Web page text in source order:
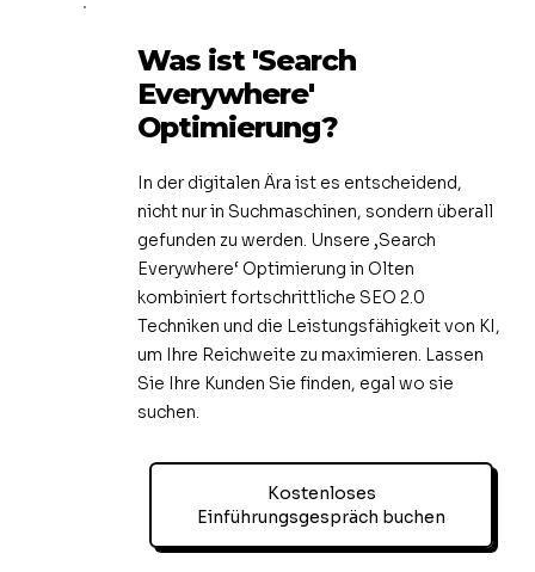
Was ist 'Search
Everywhere'
Optimierung?
In der digitalen Ära ist es entscheidend,
nicht nur in Suchmaschinen, sondern überall
gefunden zu werden. Unsere ‚Search
Everywhere‘ Optimierung in Olten
kombiniert fortschrittliche SEO 2.0
Techniken und die Leistungsfähigkeit von KI,
um Ihre Reichweite zu maximieren. Lassen
Sie Ihre Kunden Sie finden, egal wo sie
suchen.
Kostenloses
Einführungsgespräch buchen